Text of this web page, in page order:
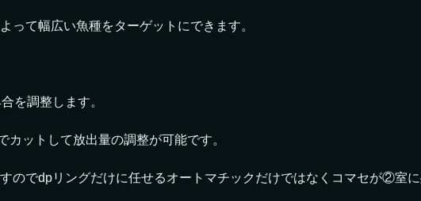
って幅広い魚種をターゲットにできます。
を調整します。
ットして放出量の調整が可能です。
のでdpリングだけに任せるオートマチックだけではなくコマセが②室